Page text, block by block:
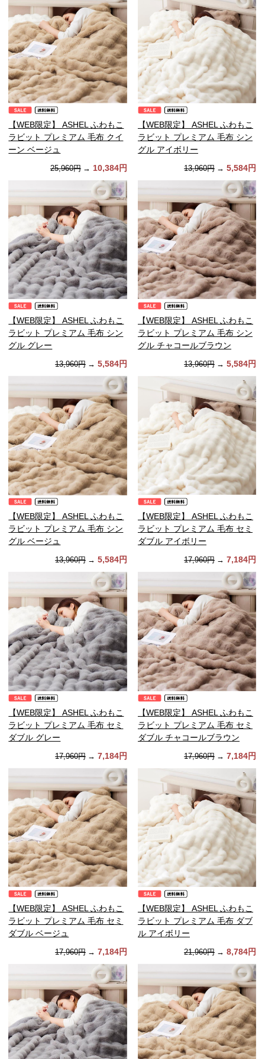
【WEB限定】 ASHEL ふわもこ
ラビット プレミアム 毛布 クイ
ーン ベージュ
25,960円 → 10,384円
【WEB限定】 ASHEL ふわもこ
ラビット プレミアム 毛布 シン
グル アイボリー
13,960円 → 5,584円
【WEB限定】 ASHEL ふわもこ
ラビット プレミアム 毛布 シン
グル グレー
13,960円 → 5,584円
【WEB限定】 ASHEL ふわもこ
ラビット プレミアム 毛布 シン
グル チャコールブラウン
13,960円 → 5,584円
【WEB限定】 ASHEL ふわもこ
ラビット プレミアム 毛布 シン
グル ベージュ
13,960円 → 5,584円
【WEB限定】 ASHEL ふわもこ
ラビット プレミアム 毛布 セミ
ダブル アイボリー
17,960円 → 7,184円
【WEB限定】 ASHEL ふわもこ
ラビット プレミアム 毛布 セミ
ダブル グレー
17,960円 → 7,184円
【WEB限定】 ASHEL ふわもこ
ラビット プレミアム 毛布 セミ
ダブル チャコールブラウン
17,960円 → 7,184円
【WEB限定】 ASHEL ふわもこ
ラビット プレミアム 毛布 セミ
ダブル ベージュ
17,960円 → 7,184円
【WEB限定】 ASHEL ふわもこ
ラビット プレミアム 毛布 ダブ
ル アイボリー
21,960円 → 8,784円